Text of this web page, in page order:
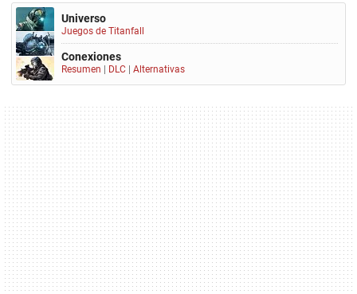
Universo
Juegos de Titanfall
Conexiones
Resumen DLC Alternativas